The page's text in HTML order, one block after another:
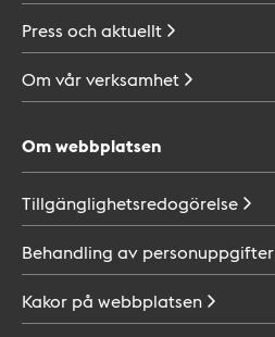
Press ochaktuellt
Om vårverksamhet
Om webbplatsen
Tillgänglighetsredogörelse
Behandling av personuppgifter
Kakor på webbplatsen